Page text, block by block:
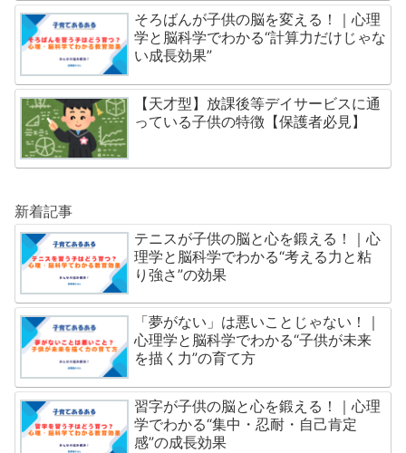
そろばんが子供の脳を変える！｜心理
学と脳科学でわかる“計算力だけじゃな
い成長効果”
【天才型】放課後等デイサービスに通
っている子供の特徴【保護者必見】
新着記事
テニスが子供の脳と心を鍛える！｜心
理学と脳科学でわかる“考える力と粘
り強さ”の効果
「夢がない」は悪いことじゃない！｜
心理学と脳科学でわかる“子供が未来
を描く力”の育て方
習字が子供の脳と心を鍛える！｜心理
学でわかる“集中・忍耐・自己肯定
感”の成長効果